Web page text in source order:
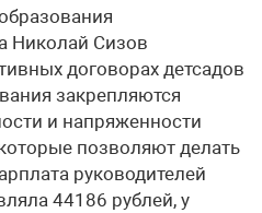
Николай Сизов
договорах детсадов
закрепляются
и напряженности
позволяют делать
руководителей
44186 рублей, у